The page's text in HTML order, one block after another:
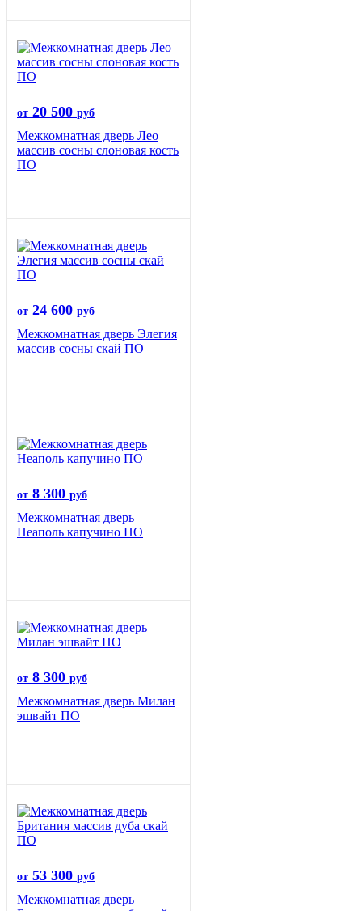
от 20 500 руб
Межкомнатная дверь Лео
массив сосны слоновая кость
ПО
от 24 600 руб
Межкомнатная дверь Элегия
массив сосны скай ПО
от 8 300 руб
Межкомнатная дверь
Неаполь капучино ПО
от 8 300 руб
Межкомнатная дверь Милан
эшвайт ПО
от 53 300 руб
Межкомнатная дверь